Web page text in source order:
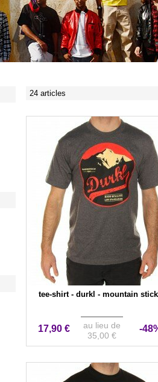
24 articles
tee-shirt - durkl - mountain
17,90 €
au lieu de
35,00 €
-